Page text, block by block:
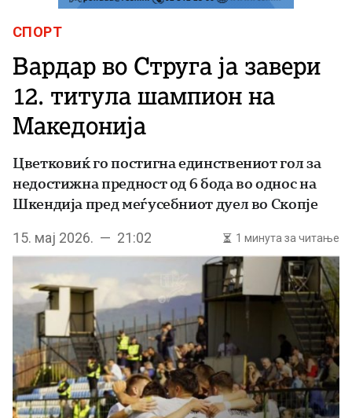
СПОРТ
Вардар во Струга ја завери
12. титула шампион на
Македонија
Цветковиќ го постигна единствениот гол за
недостижна предност од 6 бода во однос на
Шкендија пред меѓусебниот дуел во Скопје
15. мај 2026. — 21:02 1 минута за читање